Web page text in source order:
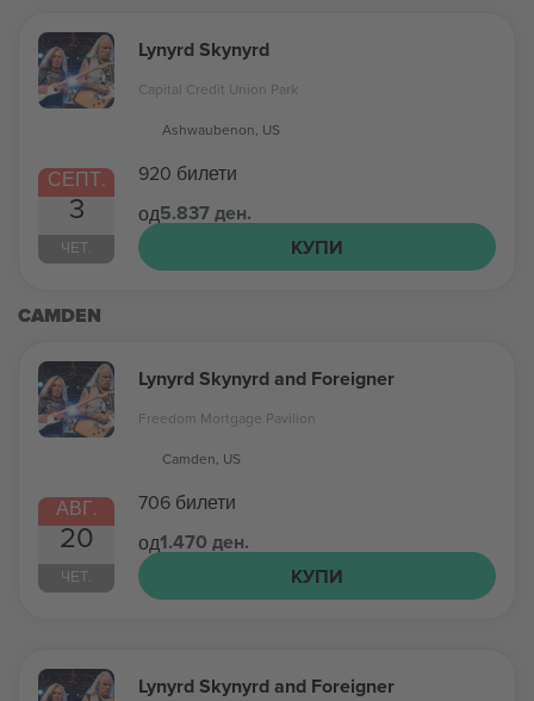
СЕПТ.
3
ЧЕТ.
Lynyrd Skynyrd
Capital Credit Union Park
Ashwaubenon, US
920 билети
од5.837 ден.
КУПИ
CAMDEN
АВГ.
20
ЧЕТ.
Lynyrd Skynyrd and Foreigner
Freedom Mortgage Pavilion
Camden, US
706 билети
од1.470 ден.
КУПИ
Lynyrd Skynyrd and Foreigner